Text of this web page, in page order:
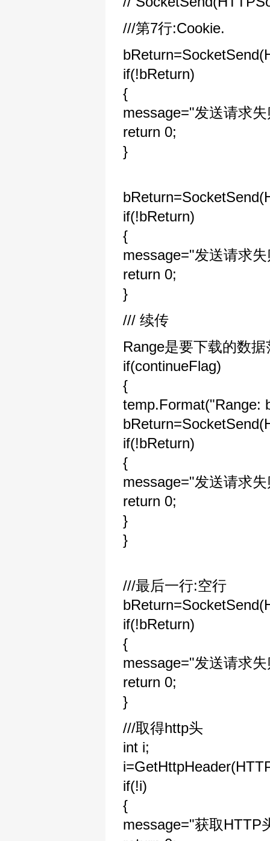
///第7行:Cookie.
if(!bReturn)
{
message="发送请求
return 0;
}
if(!bReturn)
{
message="发送请求
return 0;
}
/// 续传
Range是要下载的数
if(continueFlag)
{
temp.Format("Range:
if(!bReturn)
{
message="发送请求
return 0;
}
}
///最后一行:空行
if(!bReturn)
{
message="发送请求
return 0;
}
///取得http头
int i;
if(!i)
{
message="获取HTTP